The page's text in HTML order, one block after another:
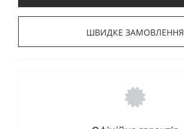
ШВИДКЕ ЗАМОВЛЕННЯ